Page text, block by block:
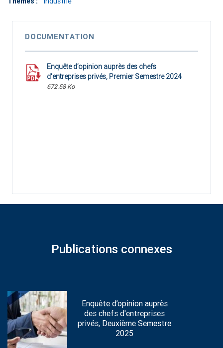
DOCUMENTATION
Enquête d’opinion auprès des chefs
d'entreprises privés, Premier Semestre 2024
672.58 Ko
Publications connexes
Enquête d’opinion auprès
des chefs d'entreprises
privés, Deuxième Semestre
2025